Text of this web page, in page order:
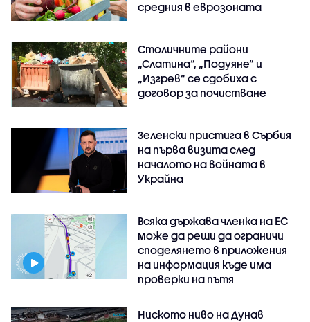
средния в еврозоната
Столичните райони
„Слатина“, „Подуяне“ и
„Изгрев“ се сдобиха с
договор за почистване
Зеленски пристига в Сърбия
на първа визита след
началото на войната в
Украйна
Всяка държава членка на ЕС
може да реши да ограничи
споделянето в приложения
на информация къде има
проверки на пътя
Ниското ниво на Дунав